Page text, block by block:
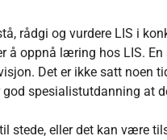
rådgi og vurdere LIS i
å oppnå læring hos LIS. En
Det er ikke satt noen
spesialistutdanning at
stede, eller det kan være